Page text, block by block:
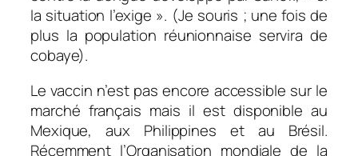
la situation l’exige ». (Je souris ; une fois de
plus la population réunionnaise servira de
cobaye).
Le vaccin n’est pas encore accessible sur le
marché français mais il est disponible au
Mexique, aux Philippines et au Brésil.
Récemment l’Organisation mondiale de la